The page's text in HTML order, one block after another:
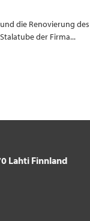
die Renovierung
der Firma...
Lahti Finnland